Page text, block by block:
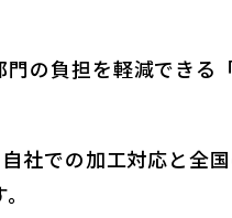
の負担を軽減できる
社での加工対応と全